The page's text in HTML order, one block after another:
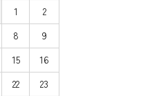
1
2
8
9
15
16
22
23